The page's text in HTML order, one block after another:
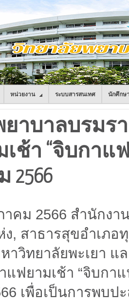
หน่วยงาน ระบบสารสนเทศ นักศึกษ
าบาลบรมร
ช้า “จิบกาแ
2566
คม 2566 สำนักงา
, สาธารสุขอำเภอ
าวิทยาลัยพะเยา
แฟยามเช้า “จิบกา
เพื่อเป็นการพบป